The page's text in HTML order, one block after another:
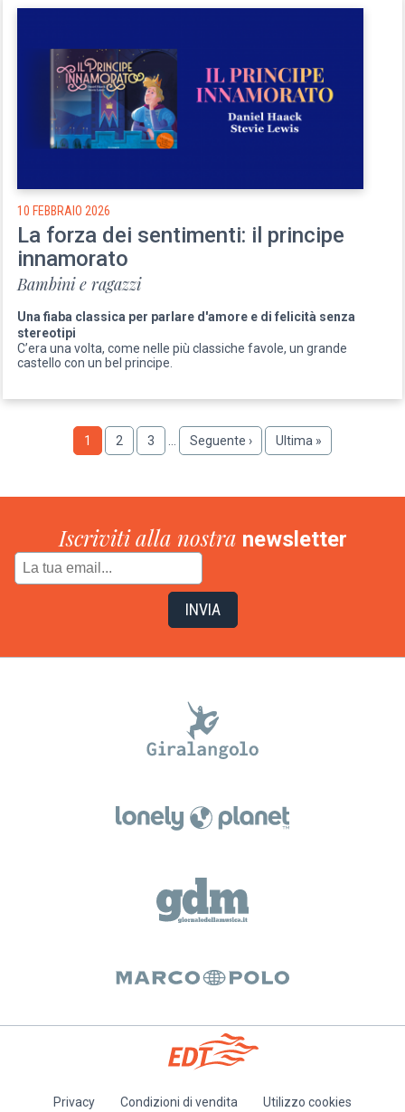
10 FEBBRAIO 2026
La forza dei sentimenti: il principe
innamorato
Bambini e ragazzi
Una fiaba classica per parlare d'amore e di felicità senza
stereotipi
C’era una volta, come nelle più classiche favole, un grande
castello con un bel principe.
PaginazionePagina
1 Pagina
2 Pagina
3
Pagina
successiva
Seguente ›
Ultima
pagina
Ultima »
Iscriviti alla nostra newsletter
Privacy Condizioni di vendita Utilizzo cookies